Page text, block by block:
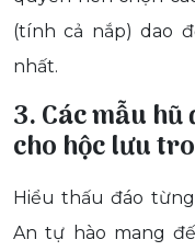
(tính cả nắp) dao
nhất.
3. Các mẫu
cho hộc lưu
Hiểu thấu đáo
An tự hào mang